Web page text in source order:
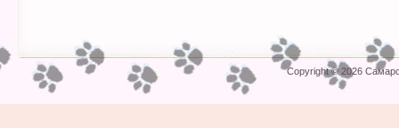
Copyright © 2026